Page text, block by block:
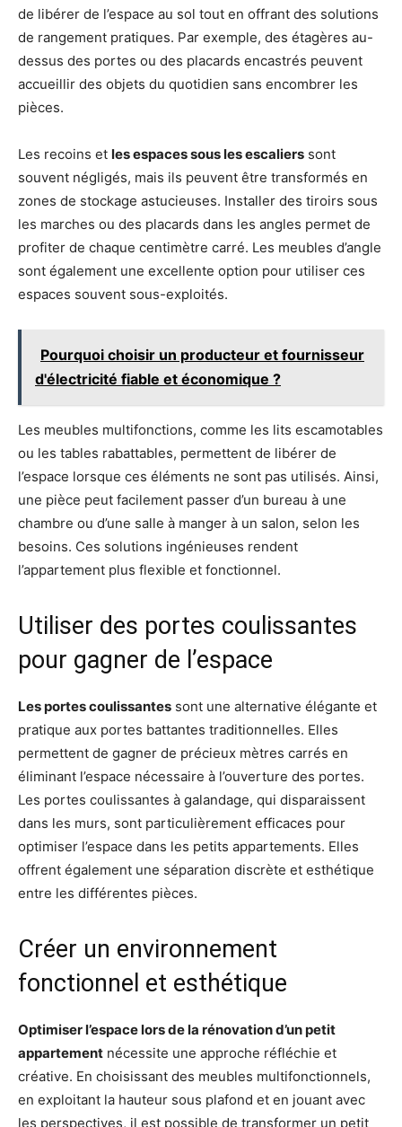
de libérer de l’espace au sol tout en offrant des solutions
de rangement pratiques. Par exemple, des étagères au-
dessus des portes ou des placards encastrés peuvent
accueillir des objets du quotidien sans encombrer les
pièces.
Les recoins et les espaces sous les escaliers sont
souvent négligés, mais ils peuvent être transformés en
zones de stockage astucieuses. Installer des tiroirs sous
les marches ou des placards dans les angles permet de
profiter de chaque centimètre carré. Les meubles d’angle
sont également une excellente option pour utiliser ces
espaces souvent sous-exploités.
Pourquoi choisir un producteur et fournisseur
d'électricité fiable et économique ?
Les meubles multifonctions, comme les lits escamotables
ou les tables rabattables, permettent de libérer de
l’espace lorsque ces éléments ne sont pas utilisés. Ainsi,
une pièce peut facilement passer d’un bureau à une
chambre ou d’une salle à manger à un salon, selon les
besoins. Ces solutions ingénieuses rendent
l’appartement plus flexible et fonctionnel.
Utiliser des portes coulissantes
pour gagner de l’espace
Les portes coulissantes sont une alternative élégante et
pratique aux portes battantes traditionnelles. Elles
permettent de gagner de précieux mètres carrés en
éliminant l’espace nécessaire à l’ouverture des portes.
Les portes coulissantes à galandage, qui disparaissent
dans les murs, sont particulièrement efficaces pour
optimiser l’espace dans les petits appartements. Elles
offrent également une séparation discrète et esthétique
entre les différentes pièces.
Créer un environnement
fonctionnel et esthétique
Optimiser l’espace lors de la rénovation d’un petit
appartement nécessite une approche réfléchie et
créative. En choisissant des meubles multifonctionnels,
en exploitant la hauteur sous plafond et en jouant avec
les perspectives, il est possible de transformer un petit